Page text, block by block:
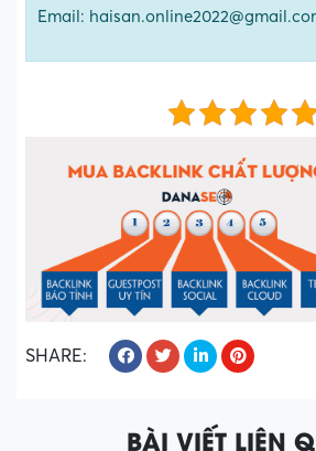
Email:
SHARE:
BÀI VIẾT LIÊN